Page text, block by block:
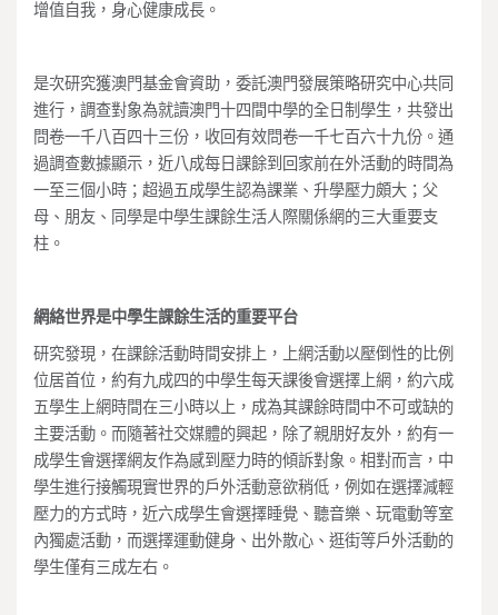
增值自我，身心健康成長。
是次研究獲澳門基金會資助，委託澳門發展策略研究中心共同
進行，調查對象為就讀澳門十四間中學的全日制學生，共發出
問卷一千八百四十三份，收回有效問卷一千七百六十九份。通
過調查數據顯示，近八成每日課餘到回家前在外活動的時間為
一至三個小時；超過五成學生認為課業、升學壓力頗大；父
母、朋友、同學是中學生課餘生活人際關係網的三大重要支
柱。
網絡世界是中學生課餘生活的重要平台
研究發現，在課餘活動時間安排上，上網活動以壓倒性的比例
位居首位，約有九成四的中學生每天課後會選擇上網，約六成
五學生上網時間在三小時以上，成為其課餘時間中不可或缺的
主要活動。而隨著社交媒體的興起，除了親朋好友外，約有一
成學生會選擇網友作為感到壓力時的傾訴對象。相對而言，中
學生進行接觸現實世界的戶外活動意欲稍低，例如在選擇減輕
壓力的方式時，近六成學生會選擇睡覺、聽音樂、玩電動等室
內獨處活動，而選擇運動健身、出外散心、逛街等戶外活動的
學生僅有三成左右。